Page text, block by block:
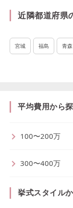
近隣都道府県
宮城 福島 青森
平均費用から
100〜200万
300〜400万
挙式スタイル